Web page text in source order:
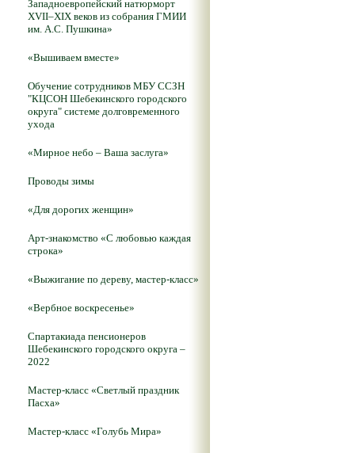
Западноевропейский натюрморт
XVII–XIX веков из собрания ГМИИ
им. А.С. Пушкина»
«Вышиваем вместе»
Обучение сотрудников МБУ ССЗН
"КЦСОН Шебекинского городского
округа" системе долговременного
ухода
«Мирное небо – Ваша заслуга»
Проводы зимы
«Для дорогих женщин»
Арт-знакомство «С любовью каждая
строка»
«Выжигание по дереву, мастер-класс»
«Вербное воскресенье»
Спартакиада пенсионеров
Шебекинского городского округа –
2022
Мастер-класс «Светлый праздник
Пасха»
Мастер-класс «Голубь Мира»